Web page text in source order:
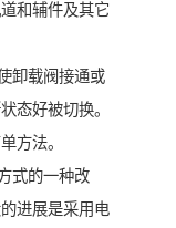
和辅件及其它
卸载阀接通或
态好被切换。
方法。
式的一种改
进展是采用电